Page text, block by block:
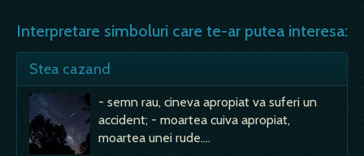
Interpretare simboluri care te-ar putea interesa:
Stea cazand
- semn rau, cineva apropiat va suferi un
accident; - moartea cuiva apropiat,
moartea unei rude.…